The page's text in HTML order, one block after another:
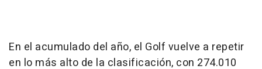
En el acumulado del año, el Golf vuelve a repetir
en lo más alto de la clasificación, con 274.010